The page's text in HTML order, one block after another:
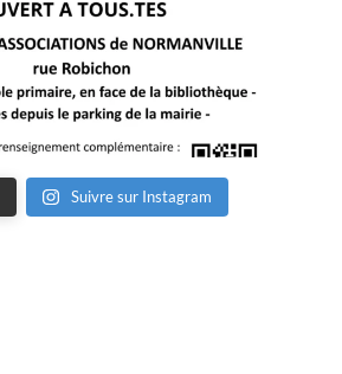
Suivre sur Instagram